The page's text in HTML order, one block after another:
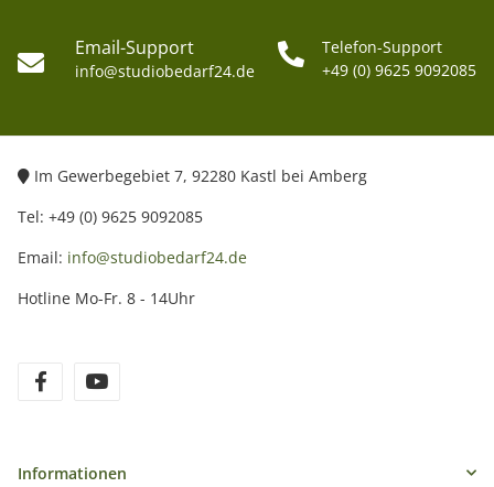
Email-Support
info@studiobedarf24.de
Telefon-Support
+49 (0) 9625 9092085
Im Gewerbegebiet 7, 92280 Kastl bei Amberg
Tel: +49 (0) 9625 9092085
Email: info@studiobedarf24.de
Hotline Mo-Fr. 8 - 14Uhr
Informationen